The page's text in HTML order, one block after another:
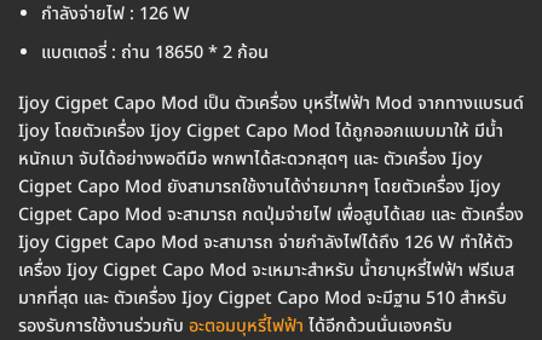
กำลังจ่ายไฟ : 126 W
แบตเตอรี่ : ถ่าน 18650 * 2 ก้อน
Ijoy Cigpet Capo Mod เป็น ตัวเครื่อง บุหรี่ไฟฟ้า Mod จากทางแบรนด์
Ijoy โดยตัวเครื่อง Ijoy Cigpet Capo Mod ได้ถูกออกแบบมาให้ มีน้ำ
หนักเบา จับได้อย่างพอดีมือ พกพาได้สะดวกสุดๆ และ ตัวเครื่อง Ijoy
Cigpet Capo Mod ยังสามารถใช้งานได้ง่ายมากๆ โดยตัวเครื่อง Ijoy
Cigpet Capo Mod จะสามารถ กดปุ่มจ่ายไฟ เพื่อสูบได้เลย และ ตัวเครื่อง
Ijoy Cigpet Capo Mod จะสามารถ จ่ายกำลังไฟได้ถึง 126 W ทำให้ตัว
เครื่อง Ijoy Cigpet Capo Mod จะเหมาะสำหรับ น้ำยาบุหรี่ไฟฟ้า ฟรีเบส
มากที่สุด และ ตัวเครื่อง Ijoy Cigpet Capo Mod จะมีฐาน 510 สำหรับ
รองรับการใช้งานร่วมกับ อะตอมบุหรี่ไฟฟ้า ได้อีกด้วนนั่นเองครับ